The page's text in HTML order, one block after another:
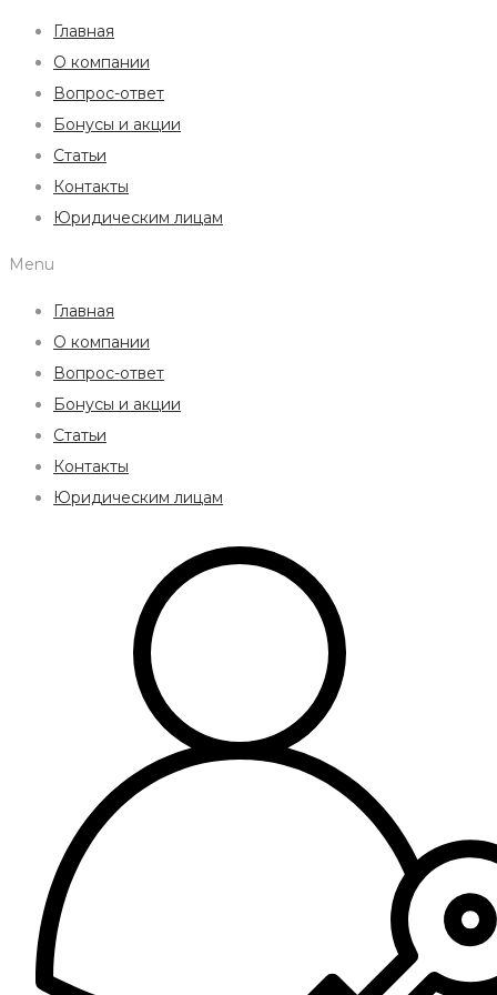
Главная
О компании
Вопрос-ответ
Бонусы и акции
Статьи
Контакты
Юридическим лицам
Menu
Главная
О компании
Вопрос-ответ
Бонусы и акции
Статьи
Контакты
Юридическим лицам